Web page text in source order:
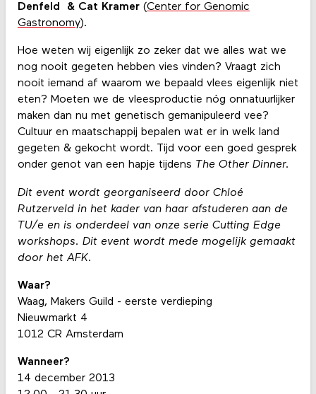
Denfeld & Cat Kramer(Center for Genomic
Gastronomy).
Hoe weten wij eigenlijk zo zeker dat we alles wat we
nog nooit gegeten hebben vies vinden? Vraagt zich
nooit iemand af waarom we bepaald vlees eigenlijk niet
eten? Moeten we de vleesproductie nóg onnatuurlijker
maken dan nu met genetisch gemanipuleerd vee?
Cultuur en maatschappij bepalen wat er in welk land
gegeten & gekocht wordt. Tijd voor een goed gesprek
onder genot van een hapje tijdens The Other Dinner.
Dit event wordt georganiseerd door Chloé
Rutzerveld in het kader van haar afstuderen aan de
TU/e en is onderdeel van onze serie Cutting Edge
workshops. Dit event wordt mede mogelijk gemaakt
door het AFK.
Waar?
Waag, Makers Guild - eerste verdieping
Nieuwmarkt 4
1012 CR Amsterdam
Wanneer?
14 december 2013